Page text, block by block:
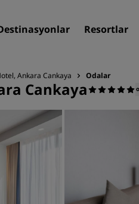
Resortlar
Ankara Cankaya Odalar
Cankaya